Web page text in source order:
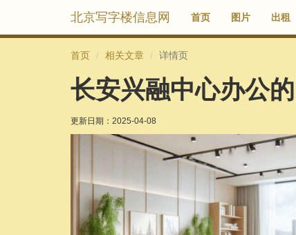
北京写字楼信息网 首页 图片 出租
首页 相关文章 详情页
长安兴融中心办公
更新日期： 2025-04-08